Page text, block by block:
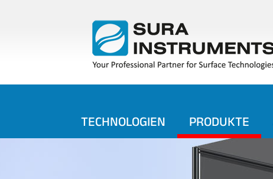
TECHNOLOGIEN PRODUKTE